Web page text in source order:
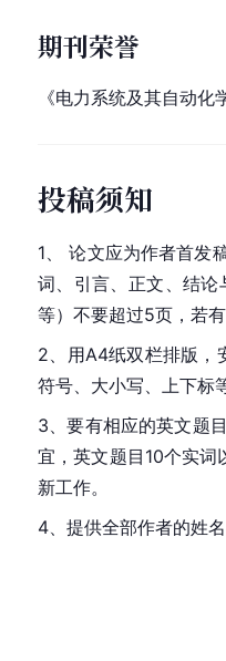
期刊荣誉
《电力系统及其自动
投稿须知
1、 论文应为作者首发
词、引言、正文、结
等）不要超过5页，若
2、用A4纸双栏排版
符号、大小写、上下标
3、要有相应的英文题
宜，英文题目10个实
新工作。
4、提供全部作者的姓